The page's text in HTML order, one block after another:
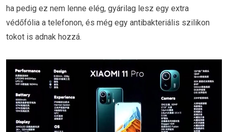
ha pedig ez nem lenne elég, gyárilag lesz egy extra
védőfólia a telefonon, és még egy antibakteriális szilikon
tokot is adnak hozzá.